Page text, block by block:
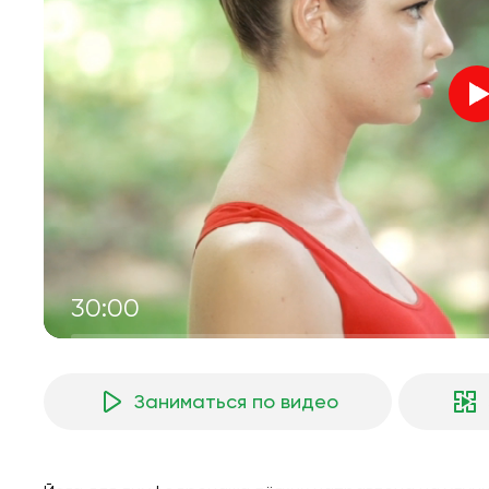
30:00
Заниматься по видео